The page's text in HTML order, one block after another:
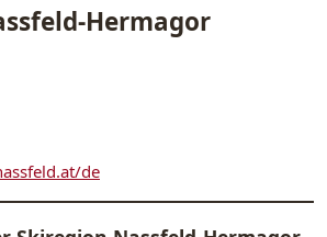
Hermagor
de